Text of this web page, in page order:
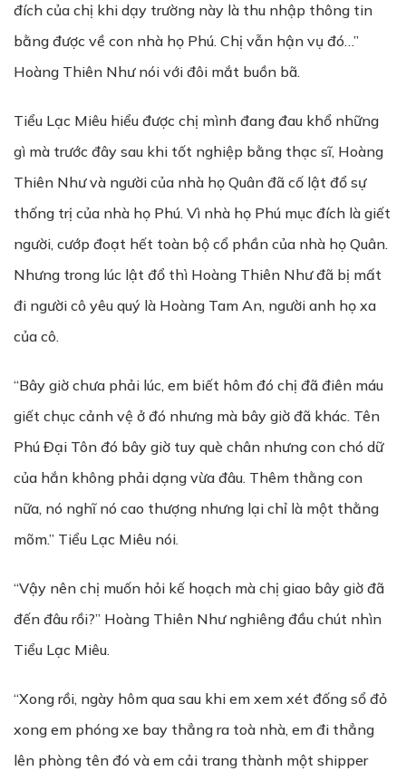
đích của chị khi dạy trường này là thu nhập thông tin
bằng được về con nhà họ Phú. Chị vẫn hận vụ đó…”
Hoàng Thiên Như nói với đôi mắt buồn bã.
Tiểu Lạc Miêu hiểu được chị mình đang đau khổ những
gì mà trước đây sau khi tốt nghiệp bằng thạc sĩ, Hoàng
Thiên Như và người của nhà họ Quân đã cố lật đổ sự
thống trị của nhà họ Phú. Vì nhà họ Phú mục đích là giết
người, cướp đoạt hết toàn bộ cổ phần của nhà họ Quân.
Nhưng trong lúc lật đổ thì Hoàng Thiên Như đã bị mất
đi người cô yêu quý là Hoàng Tam An, người anh họ xa
của cô.
“Bây giờ chưa phải lúc, em biết hôm đó chị đã điên máu
giết chục cảnh vệ ở đó nhưng mà bây giờ đã khác. Tên
Phú Đại Tôn đó bây giờ tuy què chân nhưng con chó dữ
của hắn không phải dạng vừa đâu. Thêm thằng con
nữa, nó nghĩ nó cao thượng nhưng lại chỉ là một thằng
mõm.” Tiểu Lạc Miêu nói.
“Vậy nên chị muốn hỏi kế hoạch mà chị giao bây giờ đã
đến đâu rồi?” Hoàng Thiên Như nghiêng đầu chút nhìn
Tiểu Lạc Miêu.
“Xong rồi, ngày hôm qua sau khi em xem xét đống sổ đỏ
xong em phóng xe bay thẳng ra toà nhà, em đi thẳng
lên phòng tên đó và em cải trang thành một shipper